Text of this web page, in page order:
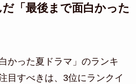
「最後まで面白かった
かった夏ドラマ」のランキ
目すべきは、3位にランクイ